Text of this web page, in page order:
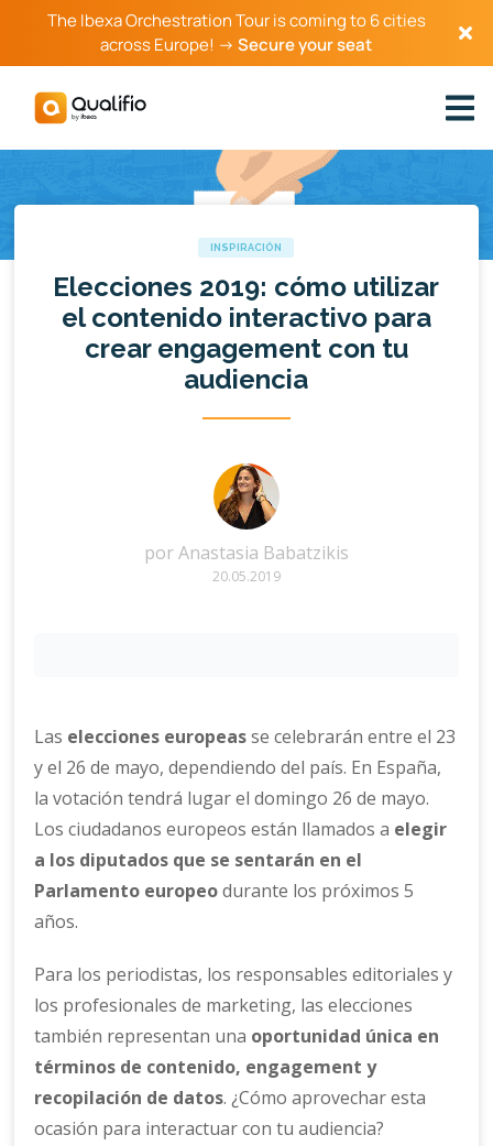
The Ibexa Orchestration Tour is coming to 6 cities
across Europe! →Secure your seat
INSPIRACIÓN
Elecciones 2019: cómo utilizar
el contenido interactivo para
crear engagement con tu
audiencia
porAnastasia Babatzikis
20.05.2019
Las elecciones europeasse celebrarán entre el 23
y el 26 de mayo, dependiendo del país. En España,
la votación tendrá lugar el domingo 26 de mayo.
Los ciudadanos europeos están llamados a elegir
a los diputados que se sentarán en el
Parlamento europeodurante los próximos 5
años.
Para los periodistas, los responsables editoriales y
los profesionales de marketing, las elecciones
también representan una oportunidad única en
términos de contenido, engagement y
recopilación de datos. ¿Cómo aprovechar esta
ocasión para interactuar con tu audiencia?